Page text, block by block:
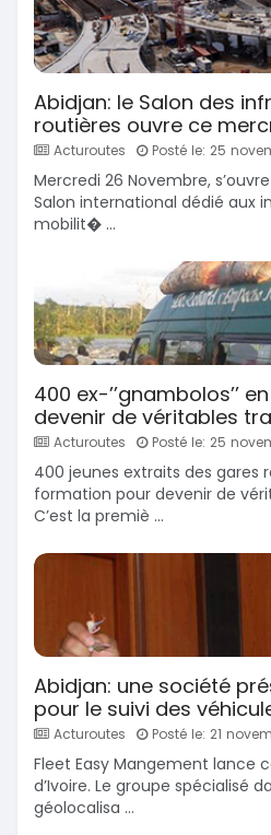
Abidjan: le Salon des
routières ouvre ce
Acturoutes Posté le: 25
Mercredi 26 Novembre,
Salon international dédié aux
mobilit� ...
400 ex-’’gnambolos’’
devenir de véritables
Acturoutes Posté le: 25
400 jeunes extraits des gares
formation pour devenir de
C’est la premiè ...
Abidjan: une société
pour le suivi des
Acturoutes Posté le: 21
Fleet Easy Mangement lance
d’Ivoire. Le groupe spécialisé
géolocalisa ...